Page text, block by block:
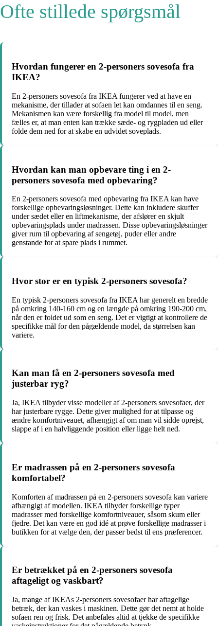
Ofte stillede spørgsmål
Hvordan fungerer en 2-personers sovesofa fra
IKEA?
En 2-personers sovesofa fra IKEA fungerer ved at have en
mekanisme, der tillader at sofaen let kan omdannes til en seng.
Mekanismen kan være forskellig fra model til model, men
fælles er, at man enten kan trække sæde- og rygpladen ud eller
folde dem ned for at skabe en udvidet soveplads.
Hvordan kan man opbevare ting i en 2-
personers sovesofa med opbevaring?
En 2-personers sovesofa med opbevaring fra IKEA kan have
forskellige opbevaringsløsninger. Dette kan inkludere skuffer
under sædet eller en liftmekanisme, der afslører en skjult
opbevaringsplads under madrassen. Disse opbevaringsløsninger
giver rum til opbevaring af sengetøj, puder eller andre
genstande for at spare plads i rummet.
Hvor stor er en typisk 2-personers sovesofa?
En typisk 2-personers sovesofa fra IKEA har generelt en bredde
på omkring 140-160 cm og en længde på omkring 190-200 cm,
når den er foldet ud som en seng. Det er vigtigt at kontrollere de
specifikke mål for den pågældende model, da størrelsen kan
variere.
Kan man få en 2-personers sovesofa med
justerbar ryg?
Ja, IKEA tilbyder visse modeller af 2-personers sovesofaer, der
har justerbare rygge. Dette giver mulighed for at tilpasse og
ændre komfortniveauet, afhængigt af om man vil sidde oprejst,
slappe af i en halvliggende position eller ligge helt ned.
Er madrassen på en 2-personers sovesofa
komfortabel?
Komforten af madrassen på en 2-personers sovesofa kan variere
afhængigt af modellen. IKEA tilbyder forskellige typer
madrasser med forskellige komfortniveauer, såsom skum eller
fjedre. Det kan være en god idé at prøve forskellige madrasser i
butikken for at vælge den, der passer bedst til ens præferencer.
Er betrækket på en 2-personers sovesofa
aftageligt og vaskbart?
Ja, mange af IKEAs 2-personers sovesofaer har aftagelige
betræk, der kan vaskes i maskinen. Dette gør det nemt at holde
sofaen ren og frisk. Det anbefales altid at tjekke de specifikke